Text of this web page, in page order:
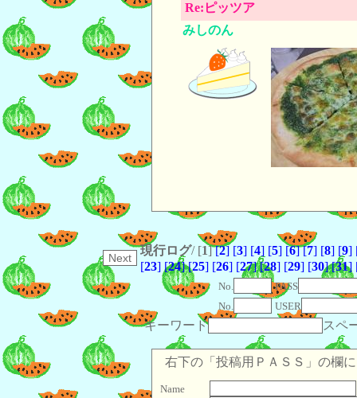
Re:ピッツア
みしのん
現行ログ/ [1][2] [3] [4] [5] [6] [7] [8] [9]
[23] [24] [25] [26] [27] [28] [29] [30] [31]
No.
PASS
No.
USER
キーワード スペ
右下の「投稿用ＰＡＳＳ」の欄
Name